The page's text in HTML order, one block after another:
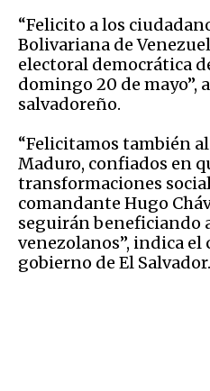
“Felicito a los
Bolivariana de
electoral democrática
domingo 20 de mayo”,
salvadoreño.
“Felicitamos también
Maduro, confiados en
transformaciones
comandante Hugo
seguirán beneficiando
venezolanos”, indica
gobierno de El Salvador.